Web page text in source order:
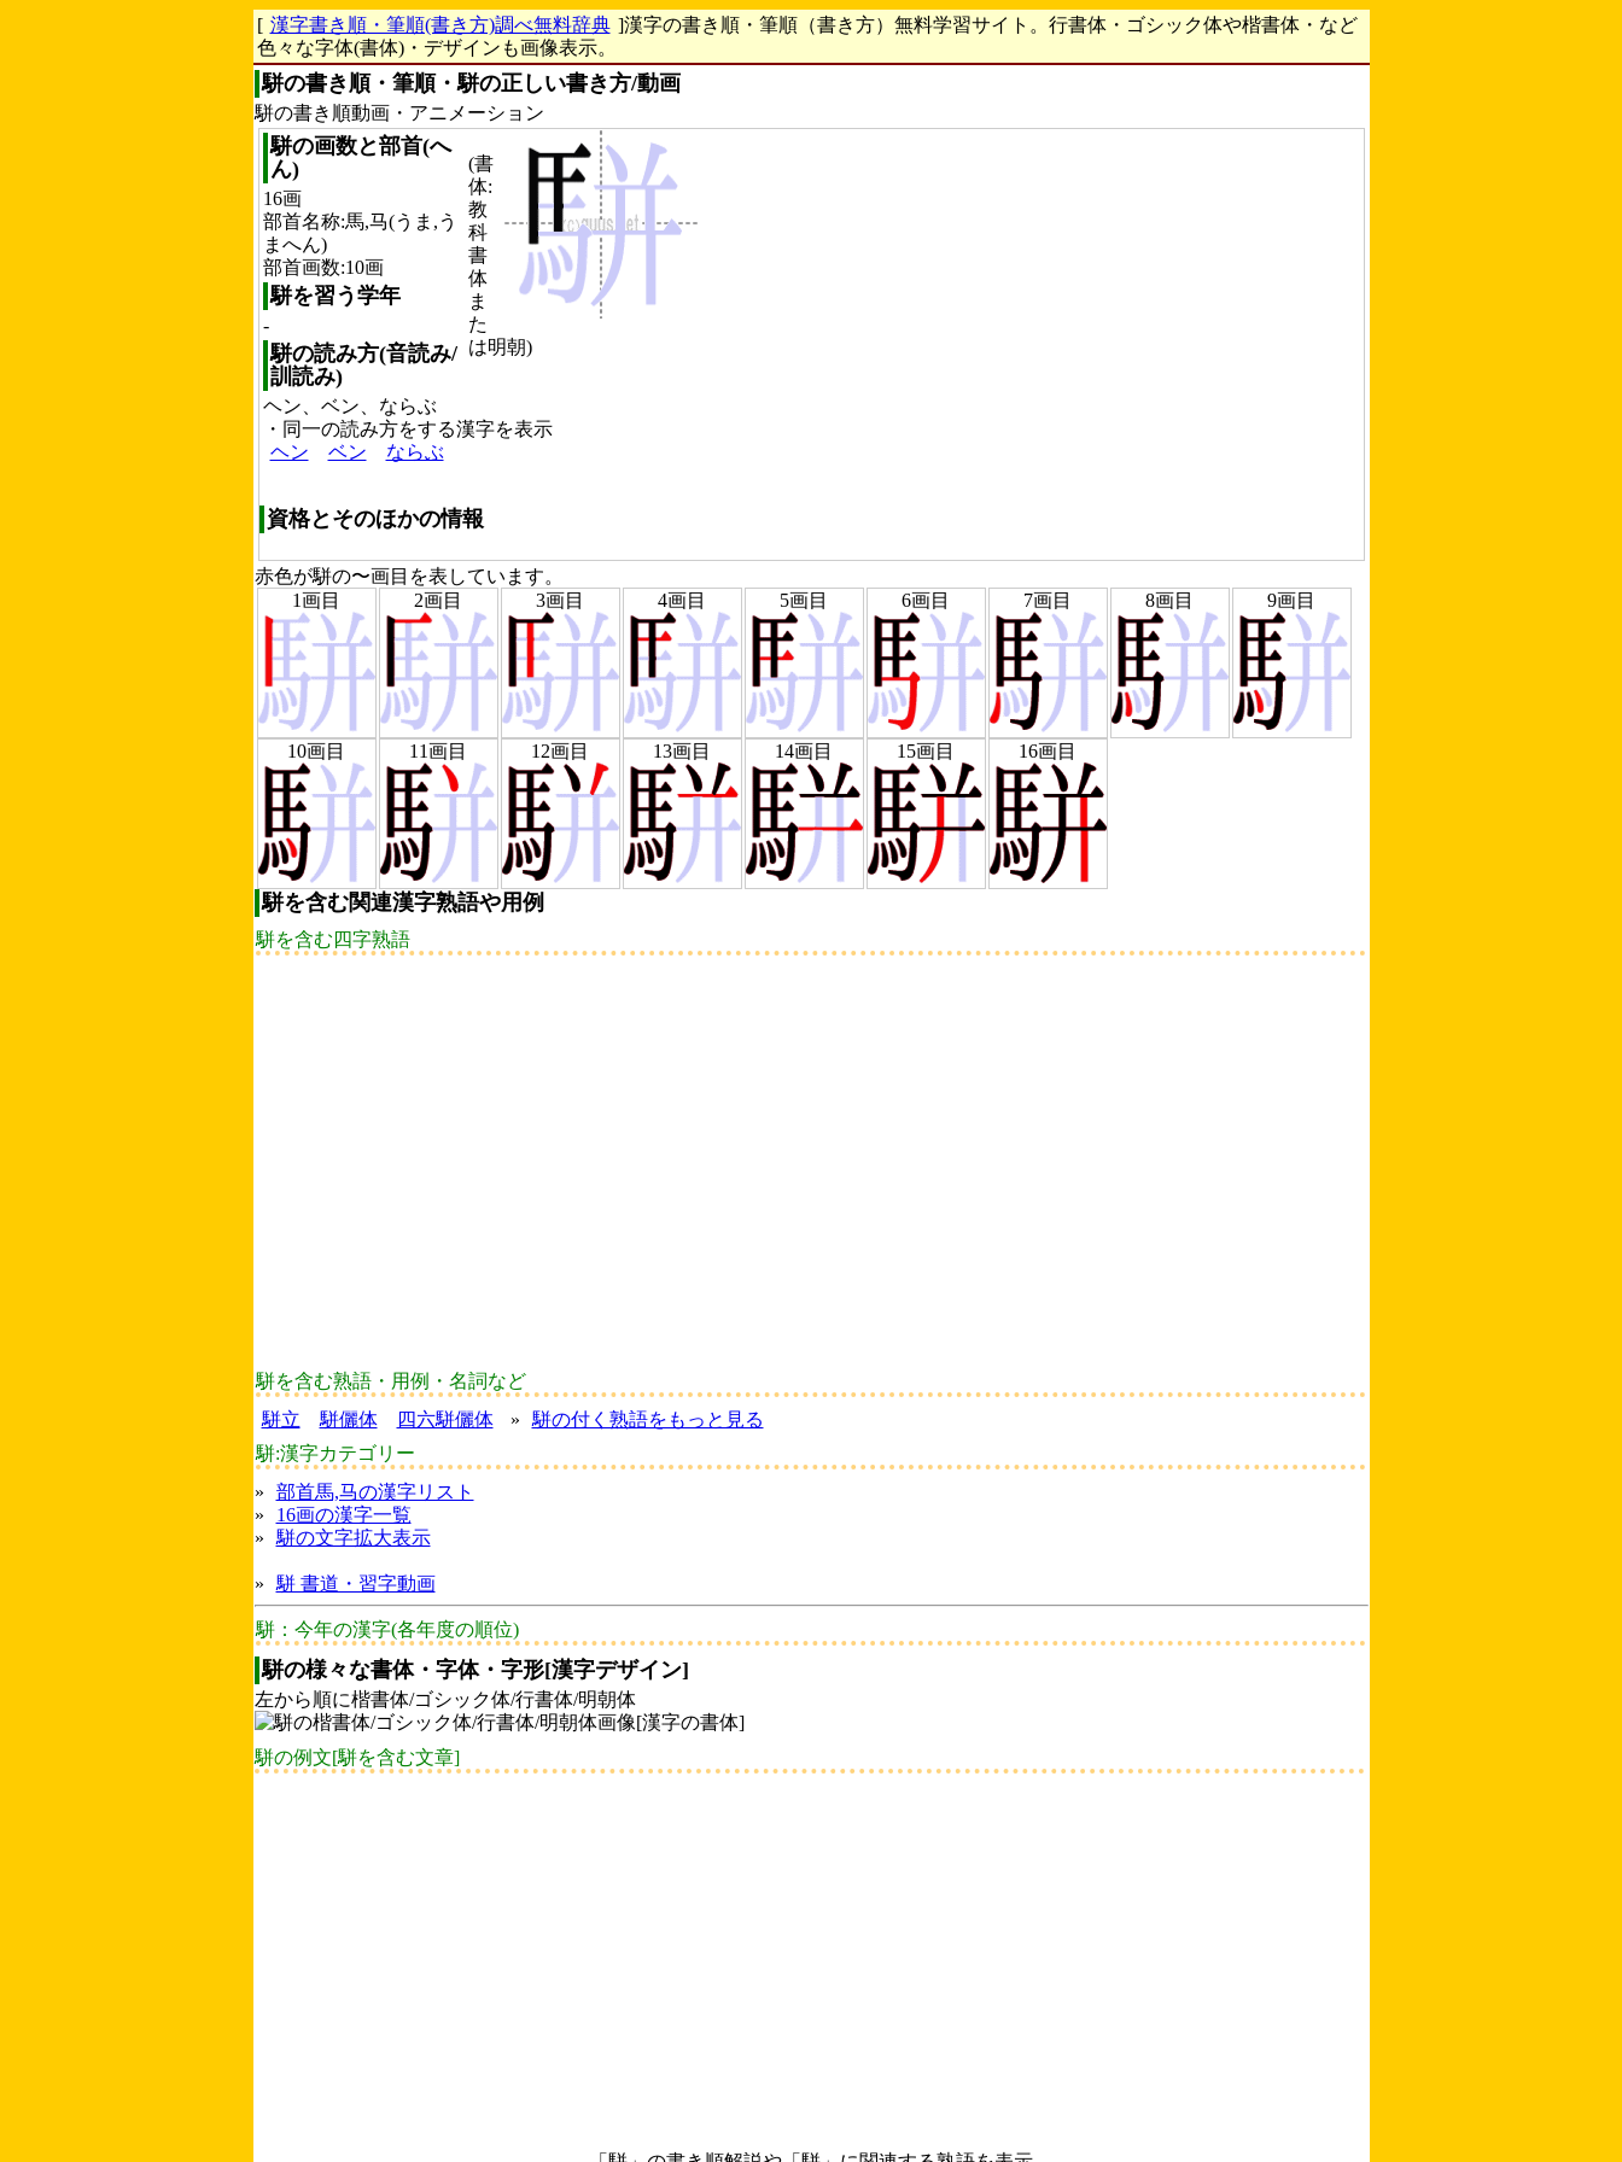
[ 漢字書き順・筆順(書き方)調べ無料辞典 ]漢字の書き順・筆順（書き方）無料学習サイト。行書体・ゴシック体や楷書体・など
色々な字体(書体)・デザインも画像表示。
駢の書き順・筆順・駢の正しい書き方/動画
駢の書き順動画・アニメーション
(書
体:
教
科
書
体
ま
た
は明朝)
駢の画数と部首(へ
ん)
16画
部首名称:馬,马(うま,う
まへん)
部首画数:10画
駢を習う学年
-
駢の読み方(音読み/
訓読み)
ヘン、ベン、ならぶ
・同一の読み方をする漢字を表示
ヘン
ベン ならぶ
資格とそのほかの情報
赤色が駢の〜画目を表しています。
1画目
2画目 3画目 4画目 5画目 6画目 7画目 8画目 9画目
10画目 11画目 12画目 13画目 14画目 15画目 16画目
駢を含む関連漢字熟語や用例
駢を含む四字熟語
駢を含む熟語・用例・名詞など
駢立
駢儷体 四六駢儷体 »
駢の付く熟語をもっと見る
駢:漢字カテゴリー
»
部首馬,马の漢字リスト
»
16画の漢字一覧
»
駢の文字拡大表示
» 駢 書道・習字動画
駢：今年の漢字(各年度の順位)
駢の様々な書体・字体・字形[漢字デザイン]
左から順に楷書体/ゴシック体/行書体/明朝体
駢の例文[駢を含む文章]